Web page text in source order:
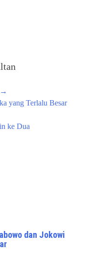
→
yang Terlalu Besar
ke Dua
dan Jokowi